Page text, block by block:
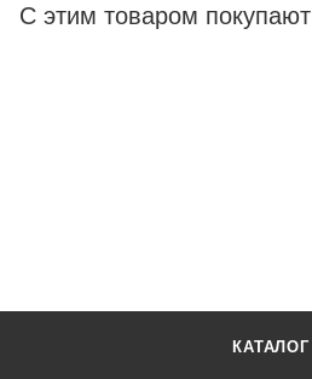
С этим товаром покупают
КАТАЛОГ